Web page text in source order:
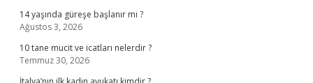
14 yaşında güreşe başlanır mı ?
Ağustos 3, 2026
10 tane mucit ve icatları nelerdir ?
Temmuz 30, 2026